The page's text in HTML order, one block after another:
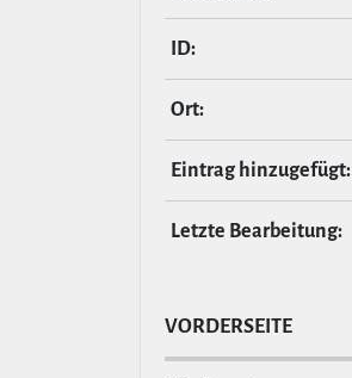
ID:
Ort:
Eintrag hin­zu­ge­fügt:
Letzte Bear­bei­tung:
VOR­DER­SEITE